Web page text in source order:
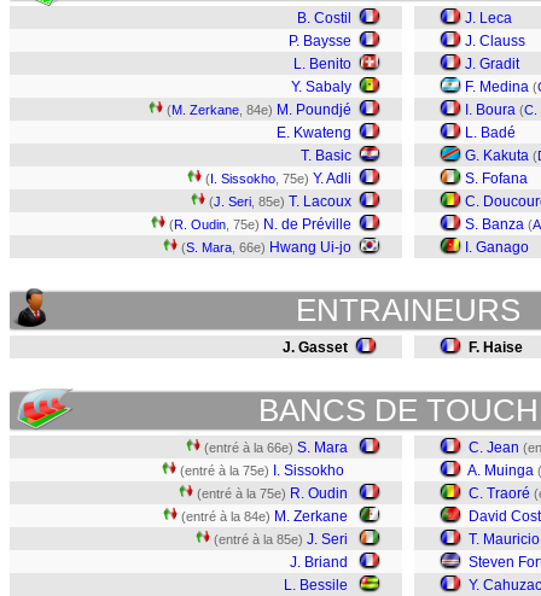
B. Costil
P. Baysse
L. Benito
Y. Sabaly
(M. Zerkane , 84e) M. Poundjé
E. Kwateng
T. Basic
(I. Sissokho , 75e) Y. Adli
(J. Seri , 85e) T. Lacoux
(R. Oudin , 75e) N. de Préville
(S. Mara , 66e) Hwang Ui-jo
J. Leca
J. Clauss
J. Gradit
F. Medina (
I. Boura (C.
L. Badé
G. Kakuta (
S. Fofana
C.
S. Banza (
I. Ganago
ENTRAINEURS
J. Gasset F. Haise
BANCS DE
(entré à la 66e) S. Mara
(entré à la 75e) I. Sissokho
(entré à la 75e) R. Oudin
(entré à la 84e) M. Zerkane
(entré à la 85e) J. Seri
J. Briand
L. Bessile
C. Jean
A. Muinga
C. Traoré
David
T. Mauricio
Steven
Y. Cahuzac